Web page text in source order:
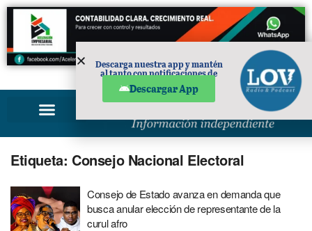
PUBLICIDAD
Etiqueta: Consejo Nacional Electoral
Consejo de Estado avanza en demanda que
busca anular elección de representante de la
curul afro
Descarga nuestra app y mantén
al tanto con notificaciones de
Descargar App